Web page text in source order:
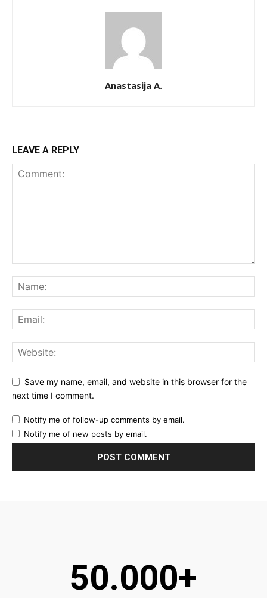
Anastasija A.
LEAVE A REPLY
Save my name, email, and website in this browser for the
next time I comment.
Notify me of follow-up comments by email.
Notify me of new posts by email.
50.000+